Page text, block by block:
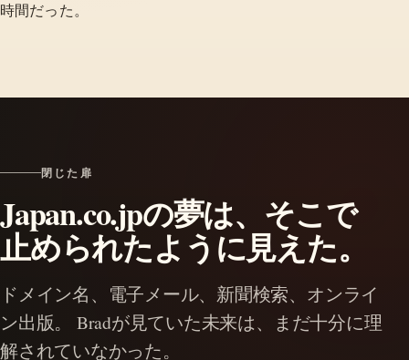
時間だった。
閉じた扉
Japan.co.jpの夢は、そこで
止められたように見えた。
ドメイン名、電子メール、新聞検索、オンライ
ン出版。 Bradが見ていた未来は、まだ十分に理
解されていなかった。